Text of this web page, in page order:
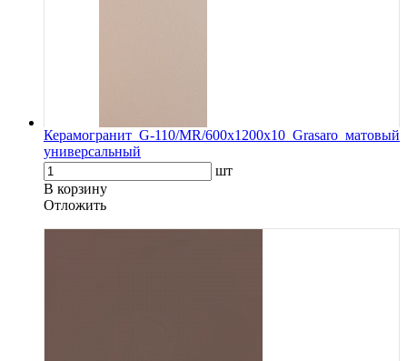
Керамогранит G-110/MR/600x1200x10 Grasaro матовый
универсальный
шт
В корзину
Oтложить